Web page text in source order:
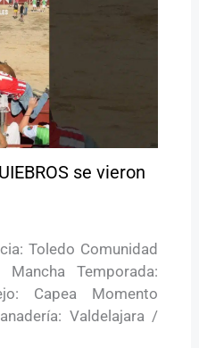
se vieron
Toledo Comunidad
Temporada:
Capea Momento
Valdelajara /